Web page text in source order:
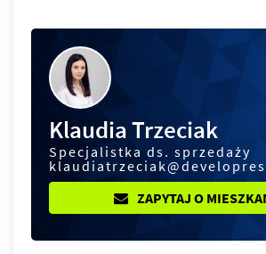
Klaudia Trzeciak
Specjalistka ds. sprzedaży
ZAPYTAJ O